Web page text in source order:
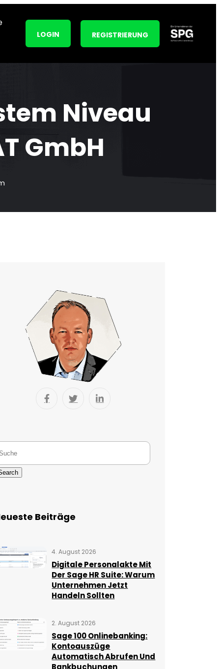
LOGIN REGISTRIERUNG
Niveau
GmbH
Beiträge
4. August 2026
Digitale Personalakte Mit
Der Sage HR Suite: Warum
Unternehmen Jetzt
Handeln Sollten
2. August 2026
Sage 100 Onlinebanking:
Kontoauszüge
Automatisch Abrufen Und
Bankbuchungen